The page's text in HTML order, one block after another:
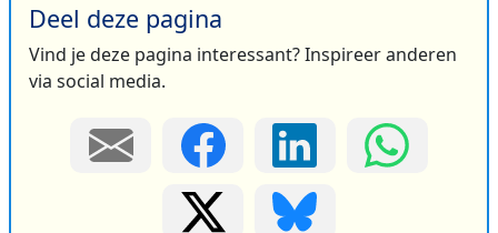
Deel deze pagina
Vind je deze pagina interessant? Inspireer anderen
via social media.